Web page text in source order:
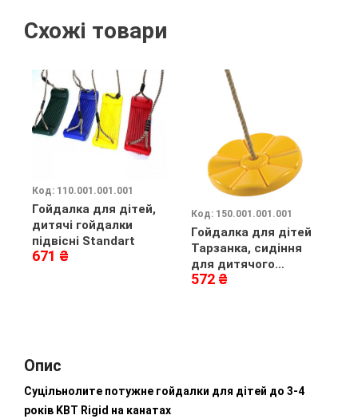
Схожі товари
Код: 110.001.001.001
Гойдалка для дітей,
дитячі гойдалки
підвісні Standart
671 ₴
Код: 150.001.001.001
Гойдалка для дітей
Тарзанка, сидіння
для дитячого
майданчика з
572 ₴
Опис
Суцільнолите потужне гойдалки для дітей до 3-4
років KBT Rigid на канатах